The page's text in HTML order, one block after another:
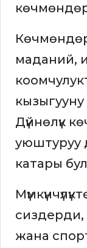
маданий,
Дүйнөлүк
уюштуруу
катары
сиздерди,
жана